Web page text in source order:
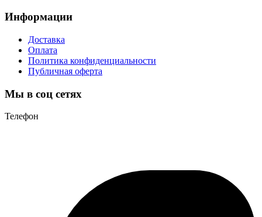
Информации
Доставка
Оплата
Политика конфиденциальности
Публичная оферта
Мы в соц сетях
Телефон